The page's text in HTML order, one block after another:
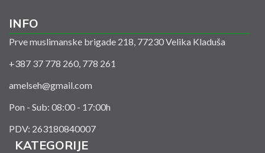
INFO
Prve muslimanske brigade 218, 77230 Velika Kladuša
+387 37 778 260, 778 261
amelseh@gmail.com
Pon - Sub: 08:00 - 17:00h
PDV: 263180840007
KATEGORIJE